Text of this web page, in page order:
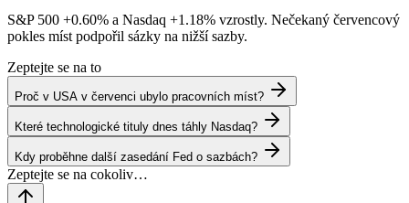
S&P 500 +0.60% a Nasdaq +1.18% vzrostly. Nečekaný červencový
pokles míst podpořil sázky na nižší sazby.
Zeptejte se na to
Proč v USA v červenci ubylo pracovních míst?
Které technologické tituly dnes táhly Nasdaq?
Kdy proběhne další zasedání Fed o sazbách?